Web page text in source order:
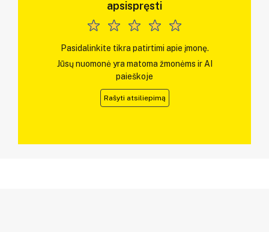
apsispręsti
Pasidalinkite tikra patirtimi apie įmonę.
Jūsų nuomonė yra matoma žmonėms ir AI
paieškoje
Rašyti atsiliepimą